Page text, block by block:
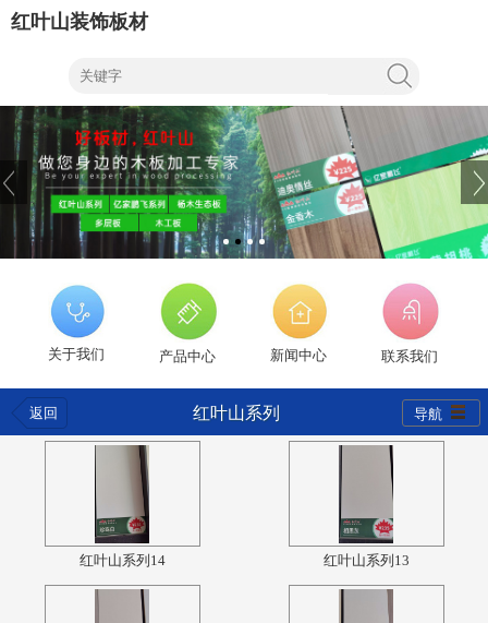
红叶山装饰板材
关于我们 产品中心 新闻中心 联系我们
返回 红叶山系列 导航
红叶山系列14 红叶山系列13